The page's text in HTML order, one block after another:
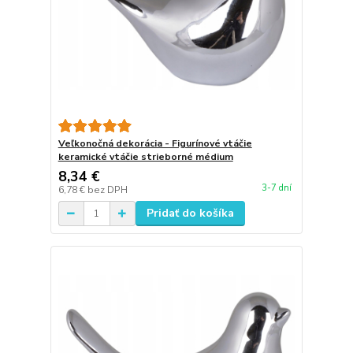
Veľkonočná dekorácia - Figurínové vtáčie
keramické vtáčie strieborné médium
8,34 €
6,78 € bez DPH 3-7 dní
Pridať do košíka